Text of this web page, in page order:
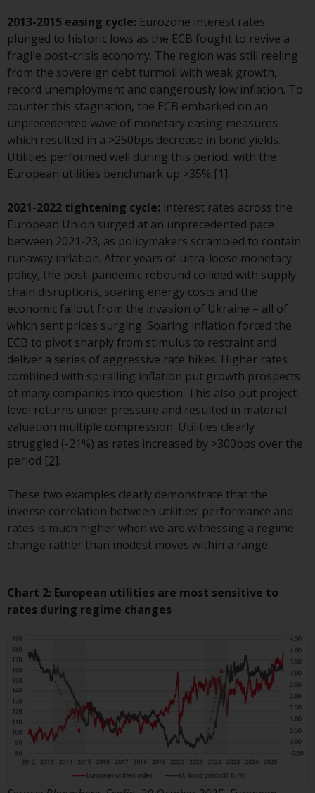
der Website verwiesen wird,
werden nur durch den aktuellen
Verkaufsprospekt angeboten. Der
Verkaufsprospekt enthält
vollständigere Informationen
über die Teilfonds, einschließlich
der Anlageziele, Gebühren und
Ausgaben. Der Verkaufsprospekt
und andere Informationen zu den
Teilfonds werden jedoch nicht
Ländern verteilt, in denen eine
solche Verteilung gegen lokale
Gesetze oder Vorschriften
verstoßen würde.
Informationen für Anleger in den
USA
Diese Website ist weder ein
Angebot zum Verkauf noch eine
Aufforderung zur Beteiligung an
privaten oder registrierten
Fonds, die über Redwheel
angeboten werden.
Zu den Fonds im US-Bereich der
Website gehören Produkte, die
gemäß dem Investment Company
Act von 1940 („40 Act Funds“)
Anlagen von Nicht-US-Personen.
Nicht-US-Personen kann es
vorbehaltlich der Erfüllung einer
erhöhten Sorgfaltspflicht.
Um festzustellen, ob ein 40-Act-
Fonds eine geeignete Anlage für
Sie ist, prüfen Sie sorgfältig die
Anlageziele, das Risiko sowie die
Gebühren und Ausgaben des
2013-2015 easing cycle: Eurozone interest rates
plunged to historic lows as the ECB fought to revive a
fragile post-crisis economy. The region was still reeling
from the sovereign debt turmoil with weak growth,
record unemployment and dangerously low inflation. To
counter this stagnation, the ECB embarked on an
unprecedented wave of monetary easing measures
which resulted in a >250bps decrease in bond yields.
Utilities performed well during this period, with the
European utilities benchmark up >35% [1].
2021-2022 tightening cycle: interest rates across the
European Union surged at an unprecedented pace
between 2021-23, as policymakers scrambled to contain
runaway inflation. After years of ultra-loose monetary
policy, the post-pandemic rebound collided with supply
chain disruptions, soaring energy costs and the
economic fallout from the invasion of Ukraine – all of
which sent prices surging. Soaring inflation forced the
ECB to pivot sharply from stimulus to restraint and
deliver a series of aggressive rate hikes. Higher rates
combined with spiralling inflation put growth prospects
of many companies into question. This also put project-
level returns under pressure and resulted in material
valuation multiple compression. Utilities clearly
struggled (-21%) as rates increased by >300bps over the
period [2].
These two examples clearly demonstrate that the
inverse correlation between utilities’ performance and
rates is much higher when we are witnessing a regime
change rather than modest moves within a range.
Chart 2: European utilities are most sensitive to
rates during regime changes